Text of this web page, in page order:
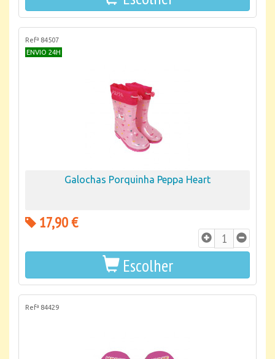
Refª 84507
ENVIO 24H
Galochas Porquinha Peppa Heart
17,90 €
Escolher
Refª 84429